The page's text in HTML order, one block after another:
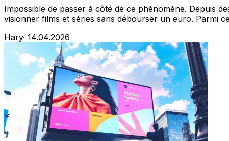
Impossible de passer à côté de ce phénomène. Depuis
visionner films et séries sans débourser un euro. Parmi
Hary· 14.04.2026